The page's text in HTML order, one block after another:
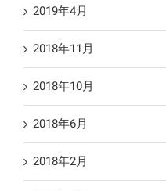
2019年4月
2018年11月
2018年10月
2018年6月
2018年2月